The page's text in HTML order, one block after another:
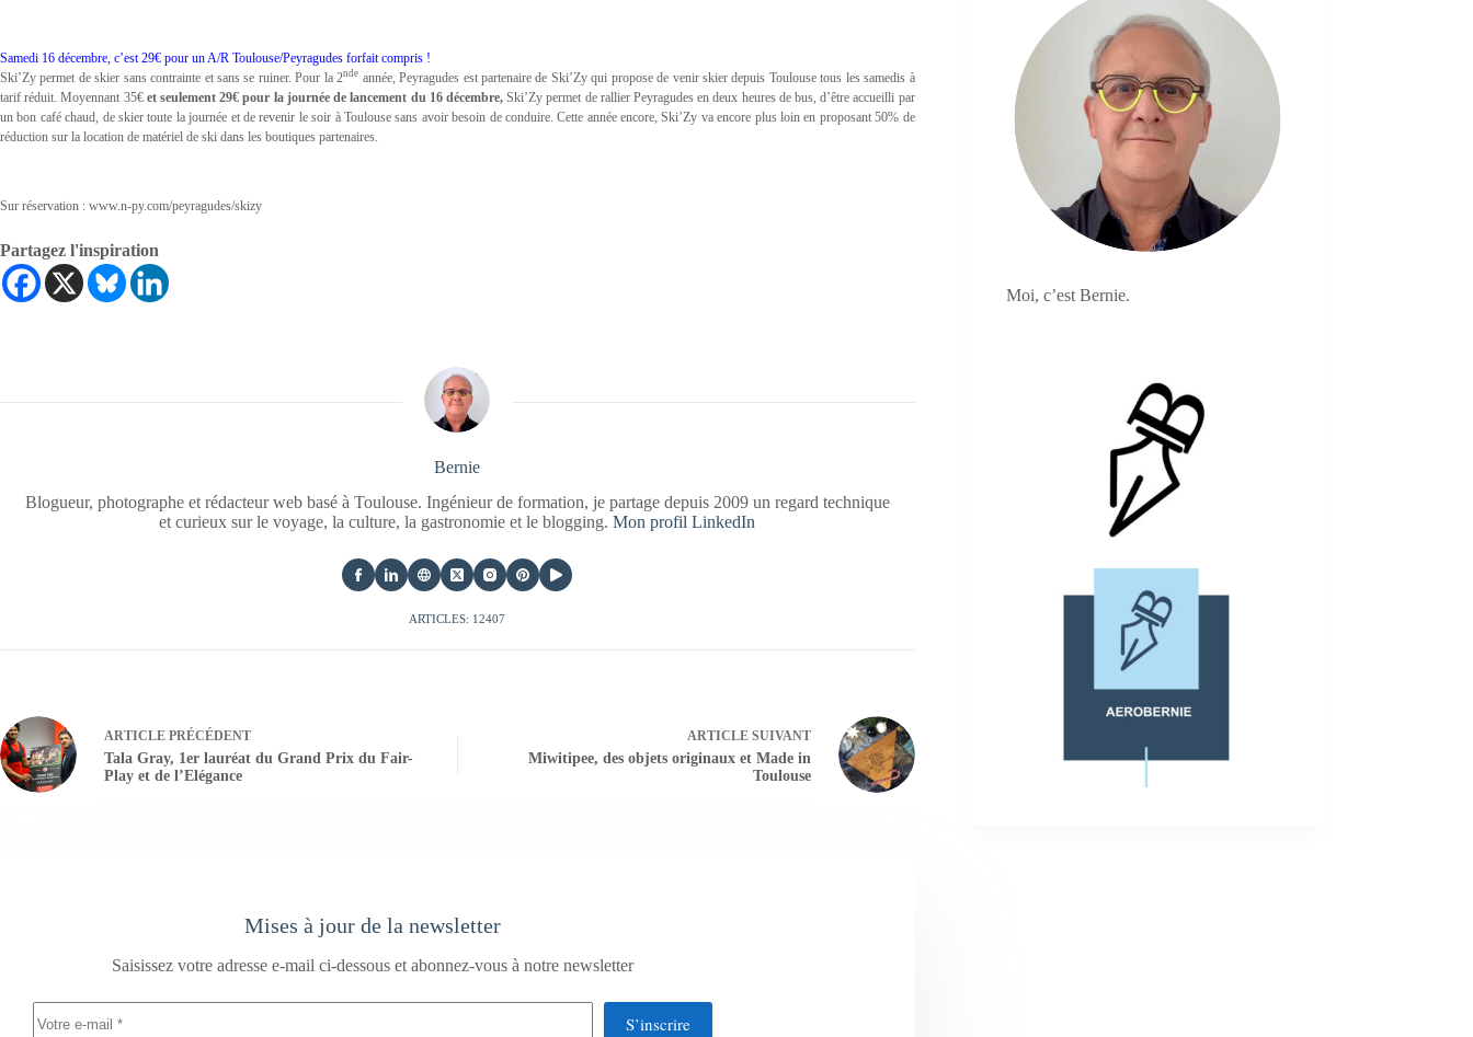
Samedi 16 décembre, c’est 29€ pour un A/R Toulouse/Peyragudes forfait compris !
Ski’Zy permet de skier sans contrainte et sans se ruiner. Pour la 2nde année, Peyragudes est partenaire de Ski’Zy qui propose de venir skier depuis Toulouse tous les samedis à
tarif réduit. Moyennant 35€ et seulement 29€ pour la journée de lancement du 16 décembre,Ski’Zy permet de rallier Peyragudes en deux heures de bus, d’être accueilli par
un bon café chaud, de skier toute la journée et de revenir le soir à Toulouse sans avoir besoin de conduire. Cette année encore, Ski’Zy va encore plus loin en proposant 50% de
réduction sur la location de matériel de ski dans les boutiques partenaires.
Sur réservation : www.n-py.com/peyragudes/skizy
Partagez l'inspiration
Bernie
Blogueur, photographe et rédacteur web basé à Toulouse. Ingénieur de formation, je partage depuis 2009 un regard technique
et curieux sur le voyage, la culture, la gastronomie et le blogging.Mon profil LinkedIn
ARTICLES: 12407
ARTICLE PRÉCÉDENT
Tala Gray, 1er lauréat du Grand Prix du Fair-
Play et de l’Elégance
ARTICLESUIVANT
Miwitipee, des objets originaux et Made in
Toulouse
Mises à jour de la newsletter
Saisissez votre adresse e-mail ci-dessous et abonnez-vous à notre newsletter
S’inscrire
Moi, c’est Bernie.